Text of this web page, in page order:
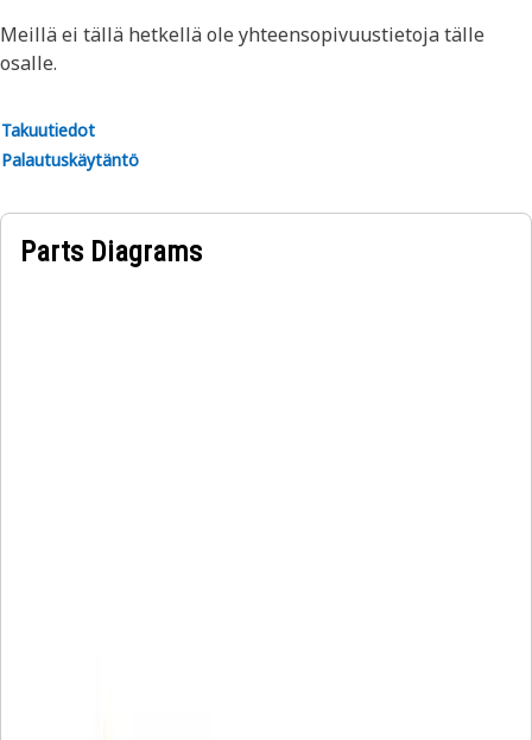
Meillä ei tällä hetkellä ole yhteensopivuustietoja tälle
osalle.
Takuutiedot
Palautuskäytäntö
Parts Diagrams